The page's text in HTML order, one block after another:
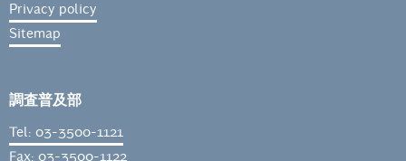
Privacy policy
Sitemap
調査普及部
Tel: 03-3500-1121
Fax: 03-3500-1122